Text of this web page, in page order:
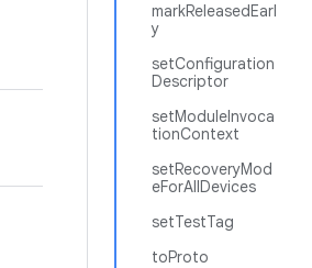
markReleasedEarl
y
setConfiguration
Descriptor
setModuleInvoca
tionContext
setRecoveryMod
eForAllDevices
setTestTag
toProto